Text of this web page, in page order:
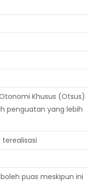
Khusus (Otsus)
penguatan yang lebih
puas meskipun ini